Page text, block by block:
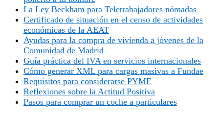
La Ley Beckham para Teletrabajadores nómadas
Certificado de situación en el censo de actividades
económicas de la AEAT
Ayudas para la compra de vivienda a jóvenes de la
Comunidad de Madrid
Guía práctica del IVA en servicios internacionales
Cómo generar XML para cargas masivas a Fundae
Requisitos para considerarse PYME
Reflexiones sobre la Actitud Positiva
Pasos para comprar un coche a particulares